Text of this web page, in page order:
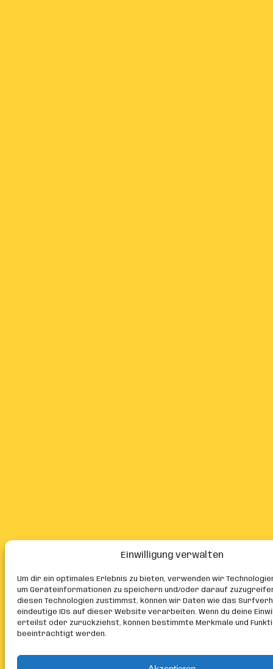
Einwilligung verwalten
Um dir ein optimales Erlebnis zu bieten, verwenden wir
um Geräteinformationen zu speichern und/oder darauf
diesen Technologien zustimmst, können wir Daten wie das
eindeutige IDs auf dieser Website verarbeiten. Wenn du deine
erteilst oder zurückziehst, können bestimmte Merkmale und
beeinträchtigt werden.